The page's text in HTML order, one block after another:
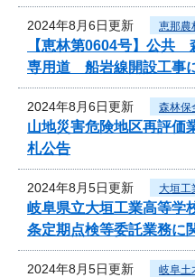
2024年8月6日更新 恵那農
【恵林第0604号】公共
専用道 船岩線開設工事
2024年8月6日更新 森林保
山地災害危険地区再評価
札公告
2024年8月5日更新 大垣工
岐阜県立大垣工業高等学
条定期点検等委託業務に
2024年8月5日更新 岐阜土